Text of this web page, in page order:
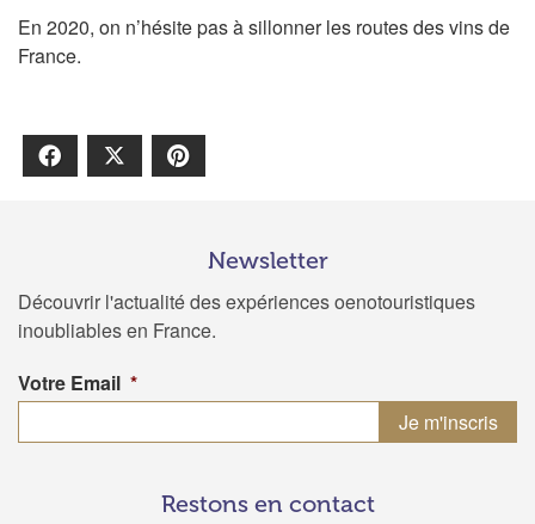
En 2020, on n’hésite pas à sillonner les routes des vins de
France.
Facebook
Newsletter
Découvrir l'actualité des expériences oenotouristiques
inoubliables en France.
Votre Email *
Restons en contact